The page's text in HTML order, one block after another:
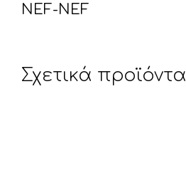
NEF-NEF
Σχετικά προϊόντα